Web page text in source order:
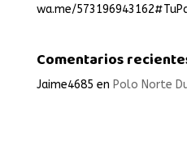
wa.me/
Comentarios
Jaime4685 en Polo Norte